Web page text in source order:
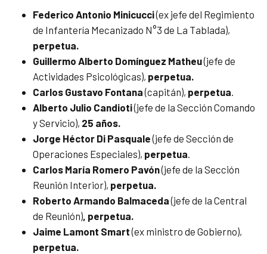
Federico Antonio Minicucci(ex jefe del Regimiento
de Infantería Mecanizado N°3 de La Tablada),
perpetua.
Guillermo Alberto Domínguez Matheu(jefe de
Actividades Psicológicas), perpetua.
Carlos Gustavo Fontana(capitán), perpetua.
Alberto Julio Candioti(jefe de la Sección Comando
y Servicio), 25 años.
Jorge Héctor Di Pasquale(jefe de Sección de
Operaciones Especiales), perpetua.
Carlos María Romero Pavón(jefe de la Sección
Reunión Interior), perpetua.
Roberto Armando Balmaceda(jefe de la Central
de Reunión), perpetua.
Jaime Lamont Smart(ex ministro de Gobierno),
perpetua.